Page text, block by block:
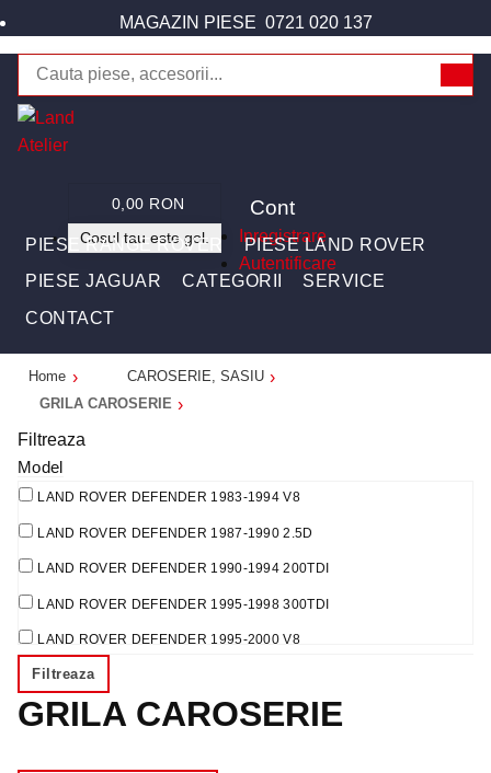
MAGAZIN PIESE 0721 020 137
Cont
Inregistrare
Autentificare
0,00 RON
Cosul tau este gol.
PIESE RANGE ROVER
PIESE LAND ROVER
PIESE JAGUAR
CATEGORII
SERVICE
CONTACT
Home
CAROSERIE, SASIU
GRILA CAROSERIE
Filtreaza
Model
LAND ROVER DEFENDER 1983-1994 V8
LAND ROVER DEFENDER 1987-1990 2.5D
LAND ROVER DEFENDER 1990-1994 200TDI
LAND ROVER DEFENDER 1995-1998 300TDI
LAND ROVER DEFENDER 1995-2000 V8
LAND ROVER DEFENDER 1998-2006 TD5
LAND ROVER DEFENDER 2007-2016 2.4D
Filtreaza
GRILA CAROSERIE